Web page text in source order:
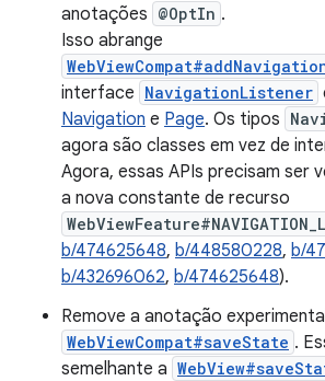
anotações @OptIn .
Isso abrange
interface NavigationListener
Navigation e Page. Os tipos
agora são classes em vez de
Agora, essas APIs precisam ser
a nova constante de recurso
b/474625648, b/448580228, b/
b/432696062, b/474625648).
Remove a anotação
WebViewCompat#saveState .
semelhante a